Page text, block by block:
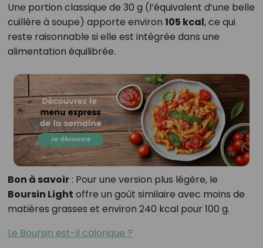
Une portion classique de 30 g (l’équivalent d’une belle
cuillère à soupe) apporte environ 105 kcal, ce qui
reste raisonnable si elle est intégrée dans une
alimentation équilibrée.
Bon à savoir: Pour une version plus légère, le
Boursin Light offre un goût similaire avec moins de
matières grasses et environ 240 kcal pour 100 g.
Le Boursin est-il calorique ?